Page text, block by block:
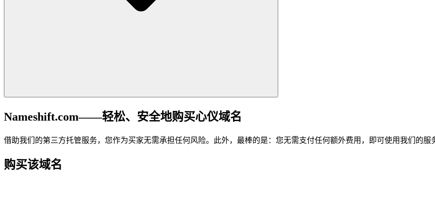
Nameshift.com——轻松、安全地购买心仪域名
借助我们的第三方托管服务，您作为买家无需承担任何风险。此外，最棒的是：您无需支付任何额外费用，即可使用我们的服
购买该域名